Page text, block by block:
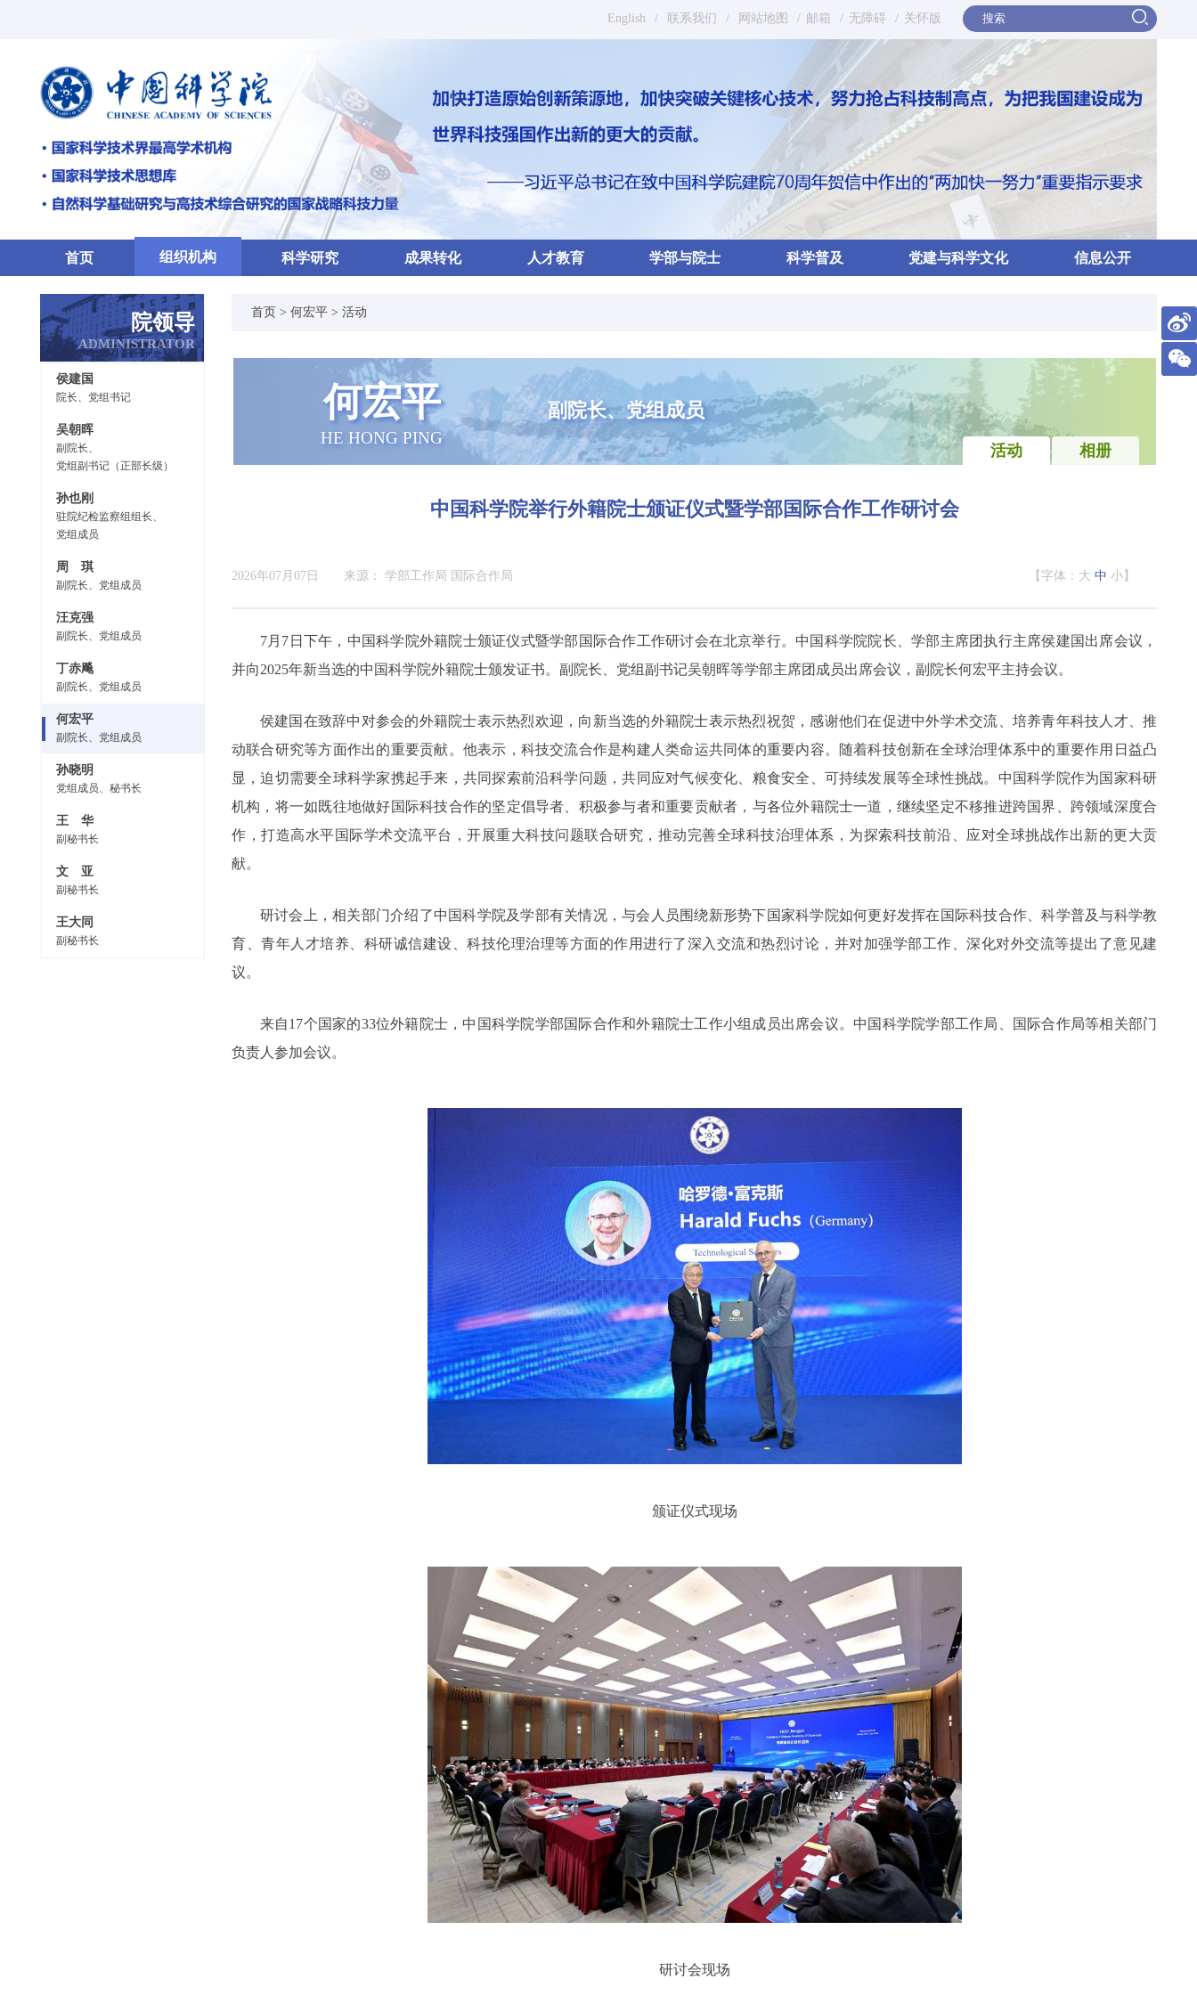
English / 联系我们 / 网站地图 / 邮箱 / 无障碍 / 关怀版
首页 组织机构 科学研究 成果转化 人才教育 学部与院士 科学普及 党建与科学文化 信息公开
院领导
ADMINISTRATOR
侯建国
院长、党组书记
吴朝晖
副院长、
党组副书记（正部长级）
孙也刚
驻院纪检监察组组长、
党组成员
周 琪
副院长、党组成员
汪克强
副院长、党组成员
丁赤飚
副院长、党组成员
何宏平
副院长、党组成员
孙晓明
党组成员、秘书长
王 华
副秘书长
文 亚
副秘书长
王大同
副秘书长
首页 > 何宏平 > 活动
何宏平
HE HONG PING
副院长、党组成员
活动 相册
中国科学院举行外籍院士颁证仪式暨学部国际合作工作研讨会
2026年07月07日 来源： 学部工作局 国际合作局 【字体： 大 中 小 】
7月7日下午，中国科学院外籍院士颁证仪式暨学部国际合作工作研讨会在北京举行。中国科学院院长、学部主席团执行主席侯建国出席会议，
并向2025年新当选的中国科学院外籍院士颁发证书。副院长、党组副书记吴朝晖等学部主席团成员出席会议，副院长何宏平主持会议。
侯建国在致辞中对参会的外籍院士表示热烈欢迎，向新当选的外籍院士表示热烈祝贺，感谢他们在促进中外学术交流、培养青年科技人才、推
动联合研究等方面作出的重要贡献。他表示，科技交流合作是构建人类命运共同体的重要内容。随着科技创新在全球治理体系中的重要作用日益凸
显，迫切需要全球科学家携起手来，共同探索前沿科学问题，共同应对气候变化、粮食安全、可持续发展等全球性挑战。中国科学院作为国家科研
机构，将一如既往地做好国际科技合作的坚定倡导者、积极参与者和重要贡献者，与各位外籍院士一道，继续坚定不移推进跨国界、跨领域深度合
作，打造高水平国际学术交流平台，开展重大科技问题联合研究，推动完善全球科技治理体系，为探索科技前沿、应对全球挑战作出新的更大贡
献。
研讨会上，相关部门介绍了中国科学院及学部有关情况，与会人员围绕新形势下国家科学院如何更好发挥在国际科技合作、科学普及与科学教
育、青年人才培养、科研诚信建设、科技伦理治理等方面的作用进行了深入交流和热烈讨论，并对加强学部工作、深化对外交流等提出了意见建
议。
来自17个国家的33位外籍院士，中国科学院学部国际合作和外籍院士工作小组成员出席会议。中国科学院学部工作局、国际合作局等相关部门
负责人参加会议。
颁证仪式现场
研讨会现场